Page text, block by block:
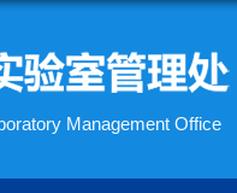
Management Office